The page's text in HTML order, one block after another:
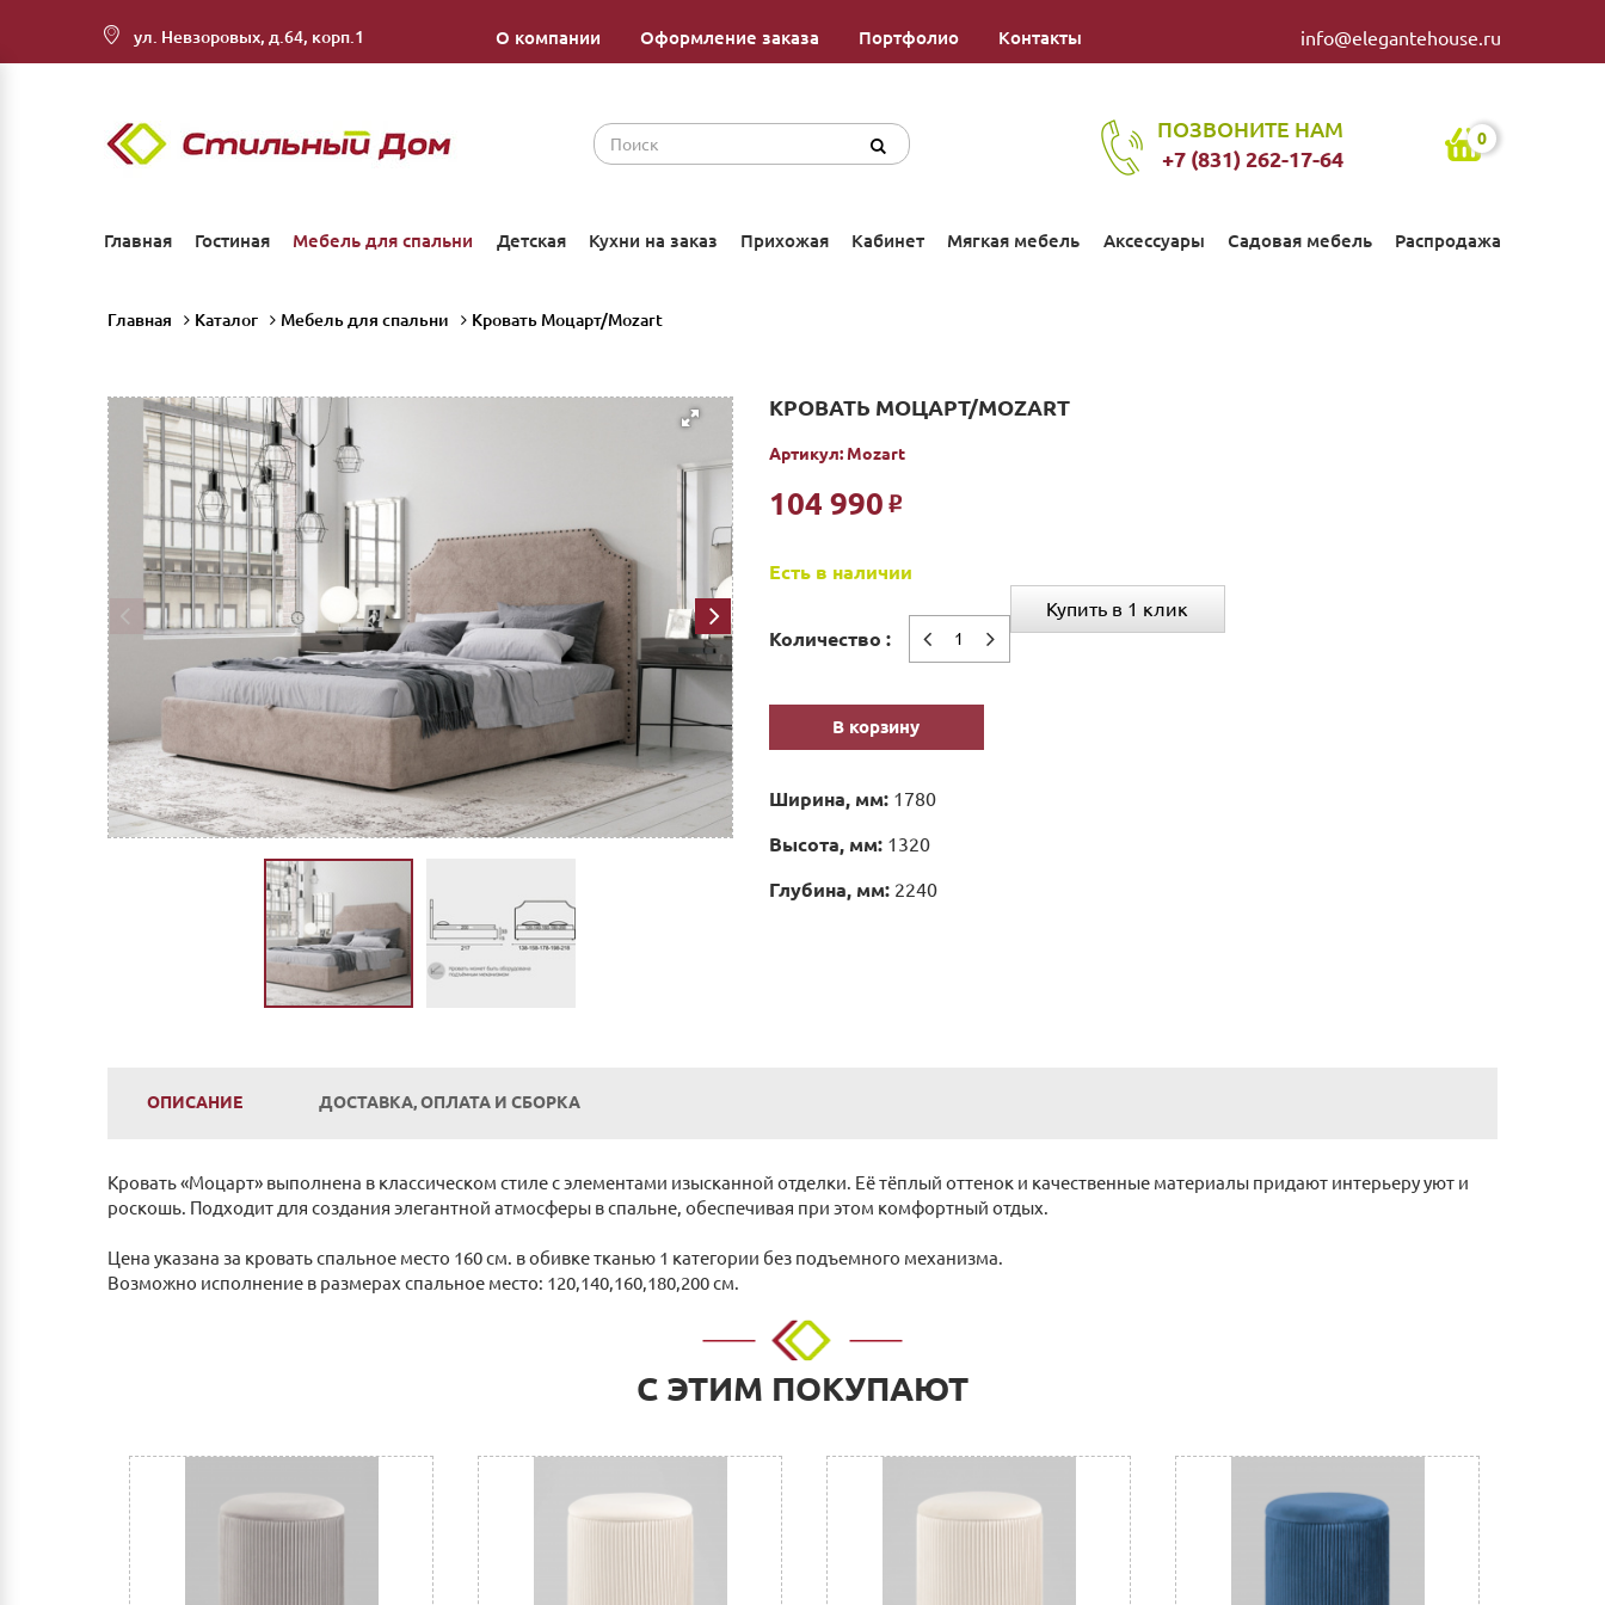
ул. Невзоровых, д.64, корп.1 О компании Оформление заказа Портфолио Контакты info@elegantehouse.ru
ПОЗВОНИТЕ НАМ
+7 (831) 262-17-64
0
Главная Гостиная Мебель для спальни Детская Кухни на заказ Прихожая Кабинет Мягкая мебель Аксессуары Садовая мебель Распродажа
Главная Каталог Мебель для спальни Кровать Моцарт/Mozart
КРОВАТЬ МОЦАРТ/MOZART
Артикул:Mozart
104 990 Р
Есть в наличии
Количество :
В корзину
Купить в 1 клик
Ширина, мм:1780
Высота, мм:1320
Глубина, мм:2240
ОПИСАНИЕ
Кровать «Моцарт» выполнена в классическом стиле с элементами изысканной отделки. Её тёплый оттенок и качественные материалы придают интерьеру уют и
роскошь. Подходит для создания элегантной атмосферы в спальне, обеспечивая при этом комфортный отдых.
Цена указана за кровать спальное место 160 см. в обивке тканью 1 категории без подъемного механизма.
Возможно исполнение в размерах спальное место: 120,140,160,180,200 см.
ДОСТАВКА, ОПЛАТА И СБОРКА
Наличным и безналичным расчетом в салоне по адресу: г. Нижний Новгород, ул. Невзоровых, д.64, корп.1.
Оплата по счету: Безналичным переводом на расчетный счет. Для физических и юридических лиц.
Как оплатить:
Вы можете заполнить реквизиты при оформлении покупки в Корзине на сайте или прислать их нам на электронную почту (почта сайта)
После этого Вы получите счет для оплаты с необходимыми реквизитами, который можно оплатить в любом отделении банка, либо через Ваш интернет или
мобильный банк, выполнив перевод на счет организации, заполнив платежное поручение согласно полученному счету.
Доставка
С ЭТИМ ПОКУПАЮТ